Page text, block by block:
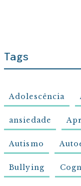
Tags
Adolescência
ansiedade
Autismo
Bullying